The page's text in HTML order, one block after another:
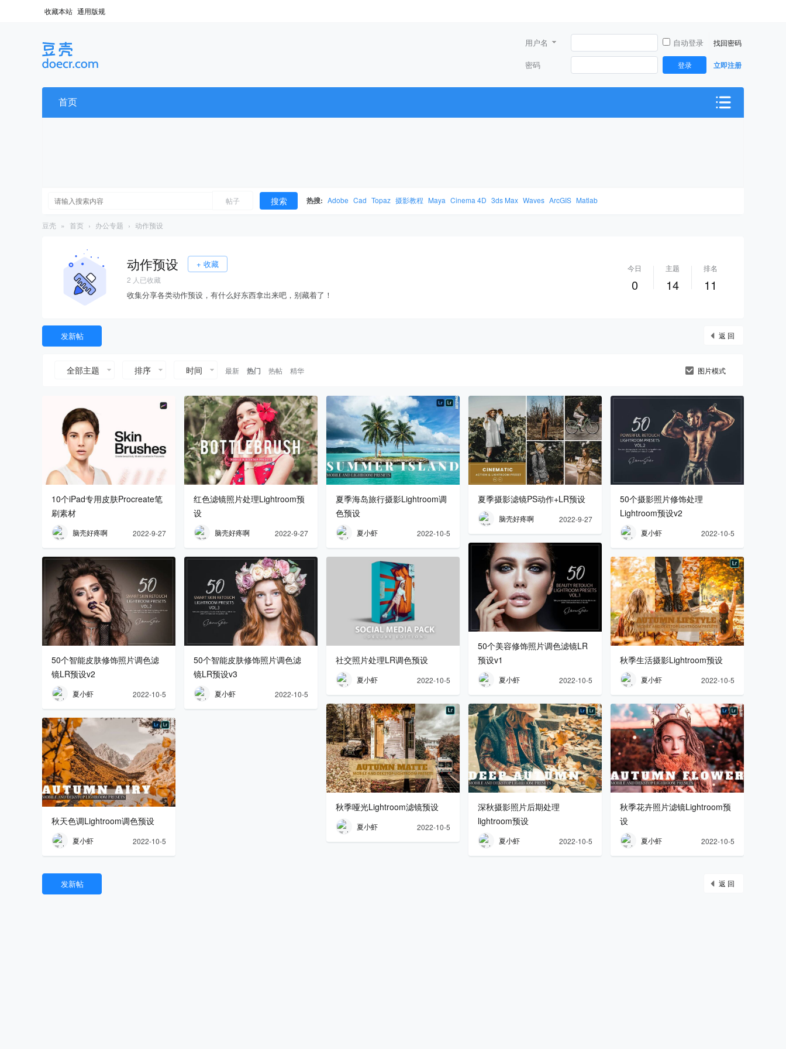
收藏本站 通用版规
用户名 自动登录 找回密码
密码 登录 立即注册
首页
帖子 搜索 热搜: Adobe Cad Topaz 摄影教程 Maya Cinema 4D 3ds Max Waves ArcGIS Matlab
豆壳 » 首页 › 办公专题 › 动作预设
动作预设 + 收藏
2 人已收藏
收集分享各类动作预设，有什么好东西拿出来吧，别藏着了！
今日
0
主题
14
排名
11
返 回
发新帖
全部主题 排序 时间 最新 热门 热帖 精华 图片模式
10个iPad专用皮肤Procreate笔
刷素材
脑壳好疼啊 2022-9-27
红色滤镜照片处理Lightroom预
设
脑壳好疼啊 2022-9-27
夏季海岛旅行摄影Lightroom调
色预设
夏小虾 2022-10-5
夏季摄影滤镜PS动作+LR预设
脑壳好疼啊 2022-9-27
50个摄影照片修饰处理
Lightroom预设v2
夏小虾 2022-10-5
50个美容修饰照片调色滤镜LR
预设v1
夏小虾 2022-10-5
50个智能皮肤修饰照片调色滤
镜LR预设v2
夏小虾 2022-10-5
50个智能皮肤修饰照片调色滤
镜LR预设v3
夏小虾 2022-10-5
社交照片处理LR调色预设
夏小虾 2022-10-5
秋季生活摄影Lightroom预设
夏小虾 2022-10-5
秋季哑光Lightroom滤镜预设
夏小虾 2022-10-5
深秋摄影照片后期处理
lightroom预设
夏小虾 2022-10-5
秋季花卉照片滤镜Lightroom预
设
夏小虾 2022-10-5
秋天色调Lightroom调色预设
夏小虾 2022-10-5
返 回
发新帖